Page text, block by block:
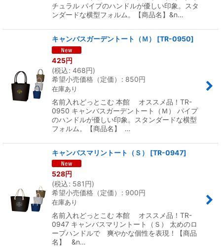
チュラル パイプのハンドルが優しい印象。スタ
ンダードな横型フォルム。【商品名】&n…
キャンバスガーデントート（Ｍ） [TR-0950]
425円
(税込: 468円)
希望小売価格（定価）
: 850円
在庫あり
名前入れどっとこむ 本館 オススメ品！TR-
0950 キャンバスガーデントート（Ｍ） パイプ
のハンドルが優しい印象。スタンダードな横型
フォルム。【商品名】 …
キャンバスマリントート（Ｓ） [TR-0947]
528円
(税込: 581円)
希望小売価格（定価）
: 900円
在庫あり
名前入れどっとこむ 本館 オススメ品！TR-
0947 キャンバスマリントート（Ｓ） 太めのロ
ープハンドルで 爽やかな個性を表現！【商品
名】 &n…